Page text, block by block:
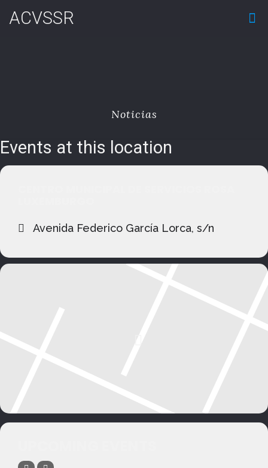
ACVSSR
Noticias
Events at this location
Avenida Federico García Lorca, s/n